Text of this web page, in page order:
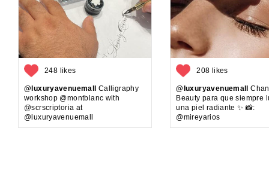
248 likes
@luxuryavenuemall
Calligraphy
workshop @montblanc with
@scrscriptoria at
@luxuryavenuemall
208 likes
@luxuryavenuemall
Beauty para que siempre
una piel radiante ✨ 📸:
@mireyarios